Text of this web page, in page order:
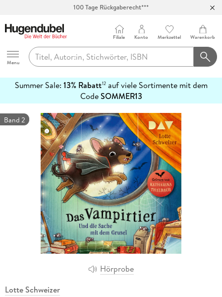
Abholung in über 100 Filialen
Hugendubel
Menu
Filiale Konto Merkzettel Warenkorb
Summer Sale: 13% Rabatt12auf viele Sortimente mit dem
CodeSOMMER13
erfahren
Hörprobe
Band 2
Lotte Schweizer